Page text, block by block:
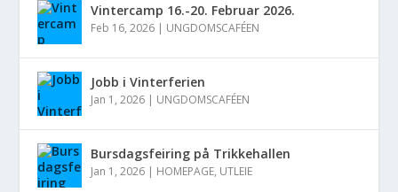
Vintercamp 16.-20. Februar 2026.
Feb 16, 2026 | UNGDOMSCAFÉEN
Jobb i Vinterferien
Jan 1, 2026 | UNGDOMSCAFÉEN
Bursdagsfeiring på Trikkehallen
Jan 1, 2026 | HOMEPAGE, UTLEIE